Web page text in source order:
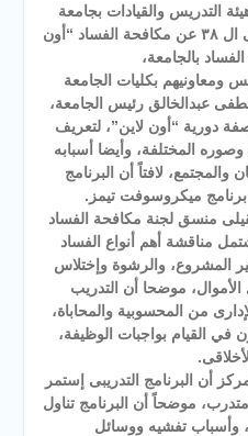
التدريس والقيادات بجامعة
سوهاج، فعاليات البرنامج التدريبى ال ٣٨ عن مكافحة الفساد “أون
بالجامعة،
ومعاونيهم بكليات الجامعة
عبدالخالق رئيس الجامعة،
دورية “أون لاين”، لتعريف
وصوره المختلفة، وأيضا أسبابه
والمجتمع، لافتاً أن البرنامج
ميكروسوفت تيمز.
منسق لجنة مكافحة الفساد
مناقشة أهم أنواع الفساد
المشروع، والرشوة وإختلاس
الأموال، موضحا أن التدريب
من المحسوبية والمحاباة،
في القيام بواجبات الوظيفة،
أن البرنامج التدريبى إستمر
مدار يومين، وشارك به 34 متدرب، موضحاً أن البرنامج تناول
وأسباب تفشيه ووسائل